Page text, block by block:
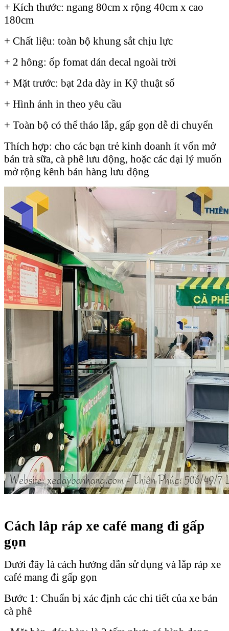
+ Kích thước: ngang 80cm x rộng 40cm x cao
180cm
+ Chất liệu: toàn bộ khung sắt chịu lực
+ 2 hông: ốp fomat dán decal ngoài trời
+ Mặt trước: bạt 2da dày in Kỹ thuật số
+ Hình ảnh in theo yêu cầu
+ Toàn bộ có thể tháo lắp, gấp gọn dễ di chuyển
Thích hợp: cho các bạn trẻ kinh doanh ít vốn mở
bán trà sữa, cà phê lưu động, hoặc các đại lý muốn
mở rộng kênh bán hàng lưu động
Cách lắp ráp xe café mang đi gấp
gọn
Dưới đây là cách hướng dẫn sử dụng và lắp ráp xe
café mang đi gấp gọn
Bước 1: Chuẩn bị xác định các chi tiết của xe bán
cà phê